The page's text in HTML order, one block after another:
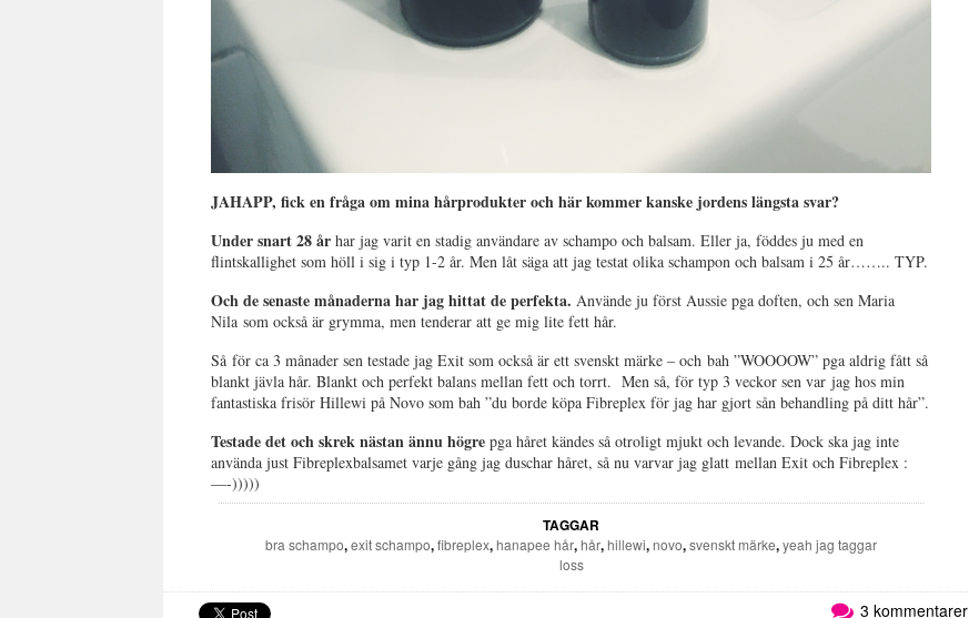
JAHAPP, fick en fråga om mina hårprodukter och här kommer kanske jordens längsta svar?
Under snart 28 år har jag varit en stadig användare av schampo och balsam. Eller ja, föddes ju med en
flintskallighet som höll i sig i typ 1-2 år. Men låt säga att jag testat olika schampon och balsam i 25 år…….. TYP.
Och de senaste månaderna har jag hittat de perfekta. Använde ju först Aussie pga doften, och sen Maria
Nila som också är grymma, men tenderar att ge mig lite fett hår.
Så för ca 3 månader sen testade jag Exit som också är ett svenskt märke – och bah ”WOOOOW” pga aldrig fått så
blankt jävla hår. Blankt och perfekt balans mellan fett och torrt. Men så, för typ 3 veckor sen var jag hos min
fantastiska frisör Hillewi på Novo som bah ”du borde köpa Fibreplex för jag har gjort sån behandling på ditt hår”.
Testade det och skrek nästan ännu högre pga håret kändes så otroligt mjukt och levande. Dock ska jag inte
använda just Fibreplexbalsamet varje gång jag duschar håret, så nu varvar jag glatt mellan Exit och Fibreplex :
—-)))))
TAGGAR
bra schampo,exit schampo,fibreplex,hanapee hår,hår,hillewi,novo,svenskt märke,yeah jag taggar
loss
3 kommentarer